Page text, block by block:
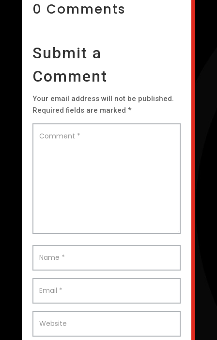
0 Comments
Submit a
Comment
Your email address will not be published.
Required fields are marked*